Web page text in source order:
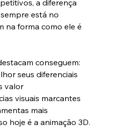
a diferença
está no
na forma como ele é
conseguem:
seus diferenciais
valor
visuais marcantes
mais
hoje é a animação 3D.